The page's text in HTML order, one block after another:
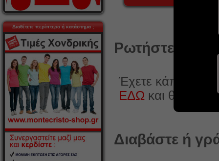
Διαθέτετε περίπτερο ή κατάστημα ;
Ρωτήστε κάτι
Έχετε κάποια
ΕΔΩ και θα
Διαβάστε ή